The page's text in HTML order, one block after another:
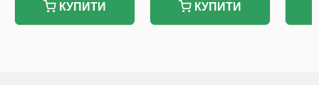
КУПИТИ КУПИТИ